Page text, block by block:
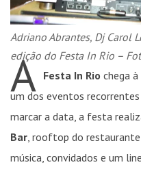
Adriano Abrantes, Dj Carol
edição do Festa In Rio –
A Festa In Rio chega
um dos eventos recorrentes
marcar a data, a festa
Bar , rooftop do
música, convidados e um